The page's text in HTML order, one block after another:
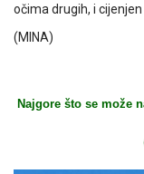
očima drugih, i
(MINA)
Najgore što se može